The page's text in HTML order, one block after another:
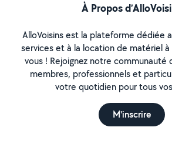
À Propos
AlloVoisins est la plateforme dédiée
services et à la location de matériel
vous ! Rejoignez notre communauté
membres, professionnels et
votre quotidien pour tous
M'inscrire